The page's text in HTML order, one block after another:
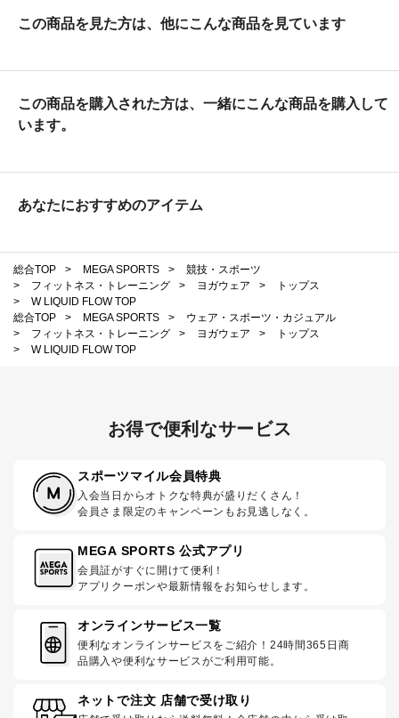
この商品を見た方は、他にこんな商品を見ています
この商品を購入された方は、一緒にこんな商品を購入して
います。
あなたにおすすめのアイテム
総合TOP > MEGA SPORTS >
競技・スポーツ
>
フィットネス・トレーニング > ヨガウェア >
トップス
>
W LIQUID FLOW TOP
総合TOP
> MEGA SPORTS >
ウェア・スポーツ・カジュアル
>
フィットネス・トレーニング > ヨガウェア >
トップス
>
W LIQUID FLOW TOP
お得で便利なサービス
スポーツマイル会員特典
入会当日からオトクな特典が盛りだくさん！
会員さま限定のキャンペーンもお見逃しなく。
MEGA SPORTS 公式アプリ
会員証がすぐに開けて便利！
アプリクーポンや最新情報をお知らせします。
オンラインサービス一覧
便利なオンラインサービスをご紹介！24時間365日商
品購入や便利なサービスがご利用可能。
ネットで注文 店舗で受け取り